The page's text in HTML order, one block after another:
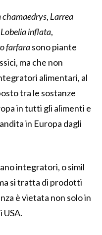
chamaedrys, Larrea
Lobelia inflata,
farfarasono piante
ma che non
alimentari, al
tra le sostanze
in tutti gli alimenti e
in Europa dagli
integratori, o simil
si tratta di prodotti
è vietata non solo in
USA.